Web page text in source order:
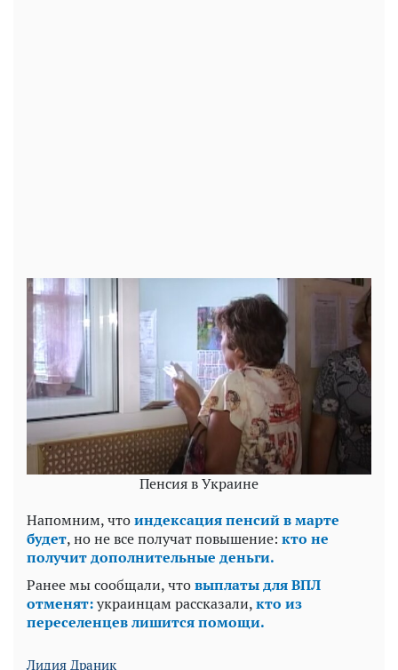
Пенсия в Украине
Напомним, чтоиндексация пенсий в марте
будет, но не все получат повышение: кто не
получит дополнительные деньги.
Ранее мы сообщали, чтовыплаты для ВПЛ
отменят:украинцам рассказали,кто из
переселенцев лишится помощи.
Лидия Драник